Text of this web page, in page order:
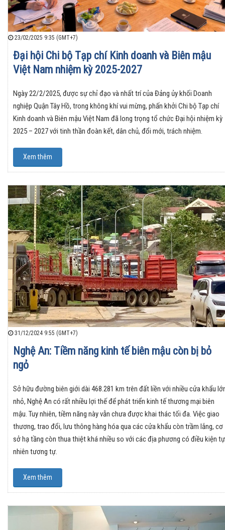
23/02/2025 9:35 (GMT+7)
Đại hội Chi bộ Tạp chí Kinh doanh và Biên mậu
Việt Nam nhiệm kỳ 2025-2027
Ngày 22/2/2025, được sự chỉ đạo và nhất trí của Đảng ủy khối Doanh
nghiệp Quận Tây Hồ, trong không khí vui mừng, phấn khởi Chi bộ Tạp chí
Kinh doanh và Biên mậu Việt Nam đã long trọng tổ chức Đại hội nhiệm kỳ
2025 – 2027 với tinh thần đoàn kết, dân chủ, đổi mới, trách nhiệm.
Xem thêm
31/12/2024 9:55 (GMT+7)
Nghệ An: Tiềm năng kinh tế biên mậu còn bị bỏ
ngỏ
Sở hữu đường biên giới dài 468.281 km trên đất liền với nhiều cửa khẩu
nhỏ, Nghệ An có rất nhiều lợi thế để phát triển kinh tế thương mại biên
mậu. Tuy nhiên, tiềm năng này vẫn chưa được khai thác tối đa. Việc giao
thương, trao đổi, lưu thông hàng hóa qua các cửa khẩu còn trầm lắng, cơ
sở hạ tầng còn thua thiệt khá nhiều so với các địa phương có điều kiện tự
nhiên tương tự.
Xem thêm